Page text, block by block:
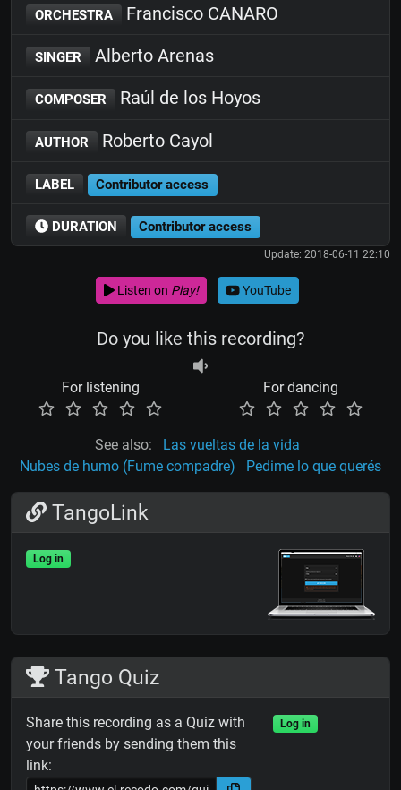
ORCHESTRA Francisco CANARO
SINGER Alberto Arenas
COMPOSER Raúl de los Hoyos
AUTHOR Roberto Cayol
LABEL Contributor access
DURATION Contributor access
Update: 2018-06-11 22:10
Listen on Play! YouTube
Do you like this recording?
For listening For dancing
See also:
Las vueltas de la vida
Nubes de humo (Fume compadre)
Pedime lo que querés
TangoLink
Log in
Tango Quiz
Share this recording as a Quiz with
your friends by sending them this
link:
Log in